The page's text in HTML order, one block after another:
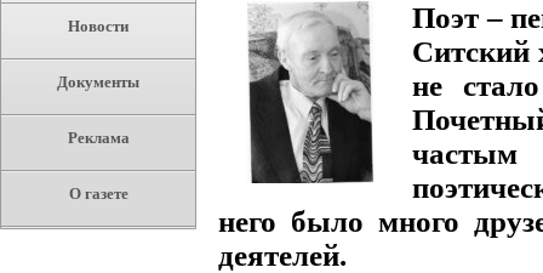
Новости
Документы
Реклама
О газете
Поэт –
Ситский
не
него было много
деятелей.